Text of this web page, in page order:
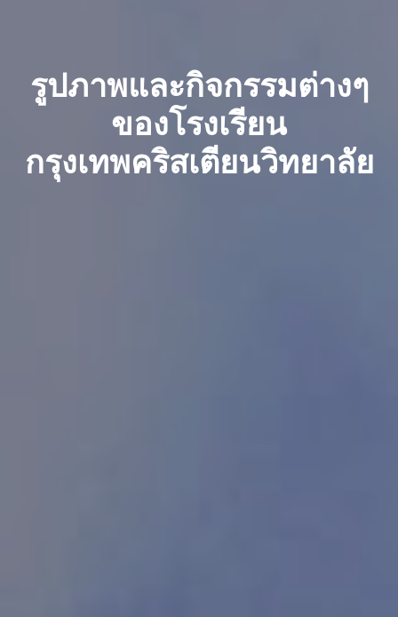
รูปภาพและกิจกรรมต่างๆ
ของโรงเรียน
กรุงเทพคริสเตียนวิทยาลัย